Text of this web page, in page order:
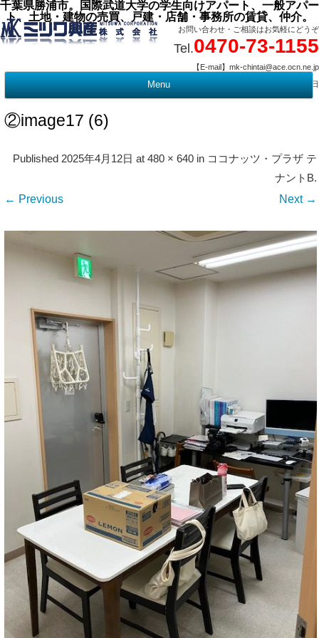
千葉県勝浦市。国際武道大学の学生向けアパート、一般アパー
ト、土地・建物の売買、戸建・店舗・事務所の賃貸、仲介。
お問い合わせ・ご相談はお気軽にどうぞ
Tel.0470-73-1155
【E-mail】mk-chintai@ace.ocn.ne.jp
【営業時間】09:00 ～ 17:15 【定 休 日】水曜・祭日
Menu
②image17 (6)
Published2025年4月12日 at480 × 640 in ココナッツ・プラザ テ
ナントB.
← Previous Next →